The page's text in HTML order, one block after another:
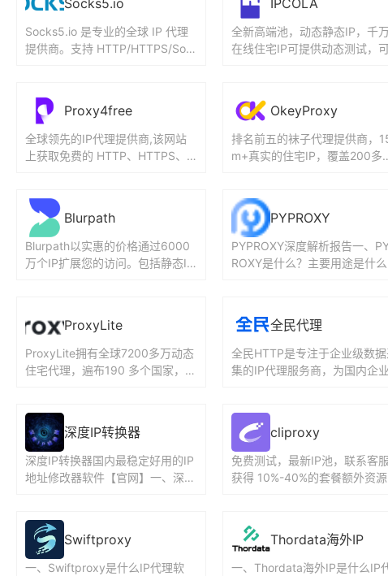
Socks5.io
Socks5.io 是专业的全球 IP 代理
提供商。支持 HTTP/HTTPS/Soc
IPCOLA
全新高端池，动态静态IP，千
在线住宅IP可提供动态测试，
Proxy4free
全球领先的IP代理提供商,该网站
上获取免费的 HTTP、HTTPS、S
OkeyProxy
排名前五的袜子代理提供商，
m+真实的住宅IP，覆盖200多
Blurpath
Blurpath以实惠的价格通过6000
万个IP扩展您的访问。包括静态IP
PYPROXY
PYPROXY深度解析报告一、
ROXY是什么？主要用途是什么
ProxyLite
ProxyLite拥有全球7200多万动态
住宅代理，遍布190 多个国家，提
全民代理
全民HTTP是专注于企业级数据
集的IP代理服务商，为国内企
深度IP转换器
深度IP转换器国内最稳定好用的IP
地址修改器软件【官网】一、深度
cliproxy
免费测试，最新IP池，联系客
获得 10%-40%的套餐额外资源
Swiftproxy
一、Swiftproxy是什么IP代理软
Thordata海外IP
一、Thordata海外IP是什么IP